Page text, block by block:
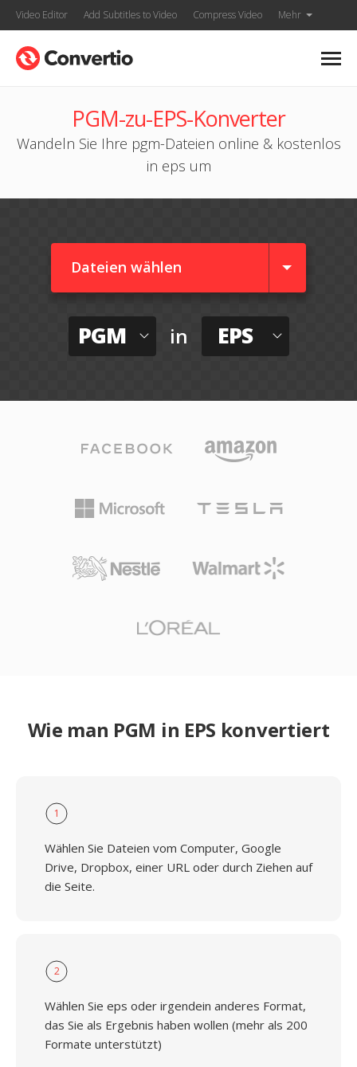
Video Editor Add Subtitles to Video Compress Video Mehr
PGM-zu-EPS-Konverter
Wandeln Sie Ihre pgm-Dateien online & kostenlos
in eps um
Dateien wählen
PGM in EPS
Wie man PGM in EPS konvertiert
1
Wählen Sie Dateien vom Computer, Google
Drive, Dropbox, einer URL oder durch Ziehen auf
die Seite.
2
Wählen Sie eps oder irgendein anderes Format,
das Sie als Ergebnis haben wollen (mehr als 200
Formate unterstützt)